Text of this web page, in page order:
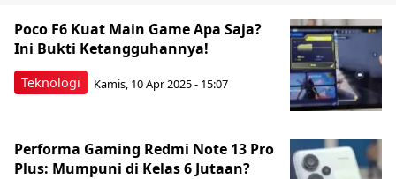
Teknologi
Poco F6 Kuat Main Game Apa Saja?
Ini Bukti Ketangguhannya!
Kamis, 10 Apr 2025 - 15:07
Performa Gaming Redmi Note 13 Pro
Plus: Mumpuni di Kelas 6 Jutaan?